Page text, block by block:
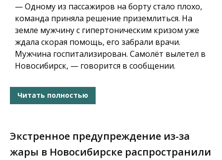
— Одному из пассажиров на борту стало плохо,
команда приняла решение приземлиться. На
земле мужчину с гипертоническим кризом уже
ждала скорая помощь, его забрали врачи.
Мужчина госпитализирован. Самолёт вылетел в
Новосибирск, — говорится в сообщении.
Читать полностью
Экстренное предупреждение из-за
жары в Новосибирске распространили